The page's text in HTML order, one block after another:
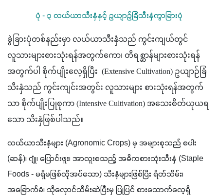
ပုံ - ၃ လယ်ယာသီးနှံနှင့် ဥယျာဉ်ခြံသီးနှံကွာခြားပုံ
ခွဲခြားပုံတစ်နည်းမှာ လယ်ယာသီးနှံသည် ကွင်းကျယ်တွင်
လူသားများစားသုံးရန်အတွက်ကော၊ တိရစ္ဆာန်များစားသုံးရန်
အတွက်ပါ စိုက်ပျိုးလေ့ရှိပြီး  (Extensive Cultivation) ဥယျာဉ်ခြံ
သီးနှံသည် ကွင်းကျင်းအတွင်း လူသားများ စားသုံးရန်အတွက်
သာ စိုက်ပျိုးပြုစုကာ (Intensive Cultivation) အသေးစိတ်ယုယရ
သော သီးနှံဖြစ်ပါသည်။
လယ်ယာသီးနှံများ (Agronomic Crops) မှ အများစုသည် စပါး
(ဆန်)၊ ဂျုံ၊ ပြောင်းဖူး၊ အာလူးစသည့် အဓိကစားသုံးသီးနှံ (Staple
Foods - မရှိမဖြစ်လိုအပ်သော) သီးနှံများဖြစ်ပြီး ရိတ်သိမ်း၊
အခြောက်ခံ၊ သိုလှောင်သိမ်းဆဲပြီးမှ ပြုပြင် စားသောက်လေ့ရှိ